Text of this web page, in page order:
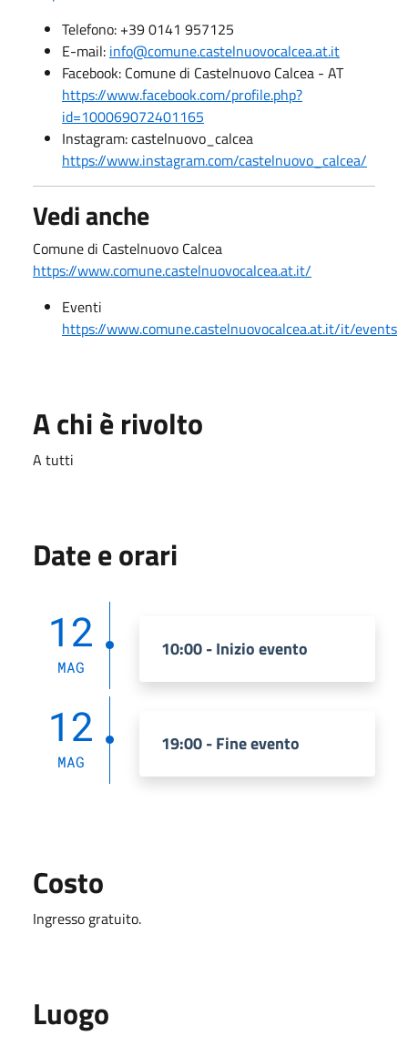
Telefono: +39 0141 957125
E-mail: info@comune.castelnuovocalcea.at.it
Facebook: Comune di Castelnuovo Calcea - AT
https://www.facebook.com/profile.php?
id=100069072401165
Instagram: castelnuovo_calcea
https://www.instagram.com/castelnuovo_calcea/
Vedi anche
Comune di Castelnuovo Calcea
https://www.comune.castelnuovocalcea.at.it/
Eventi
https://www.comune.castelnuovocalcea.at.it/it/events
A chi è rivolto
A tutti
Date e orari
12
MAG
10:00 - Inizio evento
12
MAG
19:00 - Fine evento
Costo
Ingresso gratuito.
Luogo